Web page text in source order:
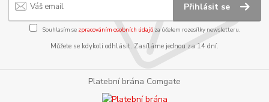
Přihlásit se
Souhlasím se zpracováním osobních údajůza účelem rozesílky newsletteru.
Můžete se kdykoli odhlásit. Zasíláme jednou za 14 dní.
Platební brána Comgate